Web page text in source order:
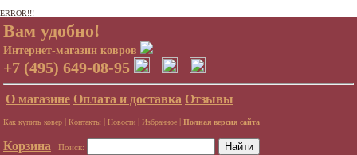
ERROR!!!
Вам удобно!
Интернет-магазин ковров
+7 (495) 649-08-95
О магазине Оплата и доставка Отзывы
Как купить ковер | Контакты | Новости | Избранное | Полная версия сайта
Корзина Поиск: